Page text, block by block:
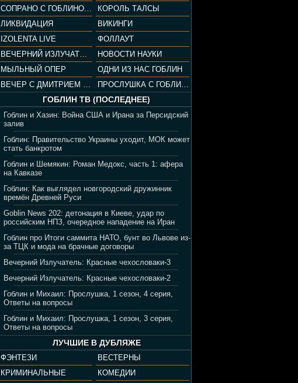
СОПРАНО С ГОБЛИНОМ (РАЗБОР СЕРИАЛА)
КОРОЛЬ ТАЛСЫ
ЛИКВИДАЦИЯ
ВИКИНГИ
IZOLENTA LIVE
ФОЛЛАУТ
ВЕЧЕРНИЙ ИЗЛУЧАТЕЛЬ
НОВОСТИ НАУКИ
МЫЛЬНЫЙ ОПЕР
ОДНИ ИЗ НАС ГОБЛИН
ВЕЧЕР С ДМИТРИЕМ ПУЧКОВЫМ
ПРОСЛУШКА С ГОБЛИНОМ
ГОБЛИН ТВ (ПОСЛЕДНЕЕ)
Гоблин и Хазин: Война США и Ирана за Персидский
залив
Гоблин: Правительство Украины уходит, МОК может
стать банкротом
Гоблин и Шемякин: Роман Медокс, часть 1: афера
на Кавказе
Гоблин: Как выглядел новгородский дружинник
времён Древней Руси
Goblin News 202: детонация в Киеве, удар по
российским НПЗ, очередное нападение на Иран
Гоблин про Итоги саммита НАТО, бунт во Львове из-
за ТЦК и мода на брачные договоры
Вечерний Излучатель: Красные чехословаки-3
Вечерний Излучатель: Красные чехословаки-2
Гоблин и Михаил: Прослушка, 1 сезон, 4 серия,
Ответы на вопросы
Гоблин и Михаил: Прослушка, 1 сезон, 3 серия,
Ответы на вопросы
ЛУЧШИЕ В ДУБЛЯЖЕ
ФЭНТЕЗИ
ВЕСТЕРНЫ
КРИМИНАЛЬНЫЕ
КОМЕДИИ